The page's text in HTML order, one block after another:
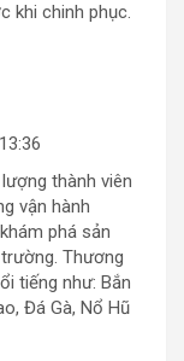
khi chinh phục.
thành viên
vận hành
phá sản
Thương
tiếng như: Bắn
Đá Gà, Nổ Hũ